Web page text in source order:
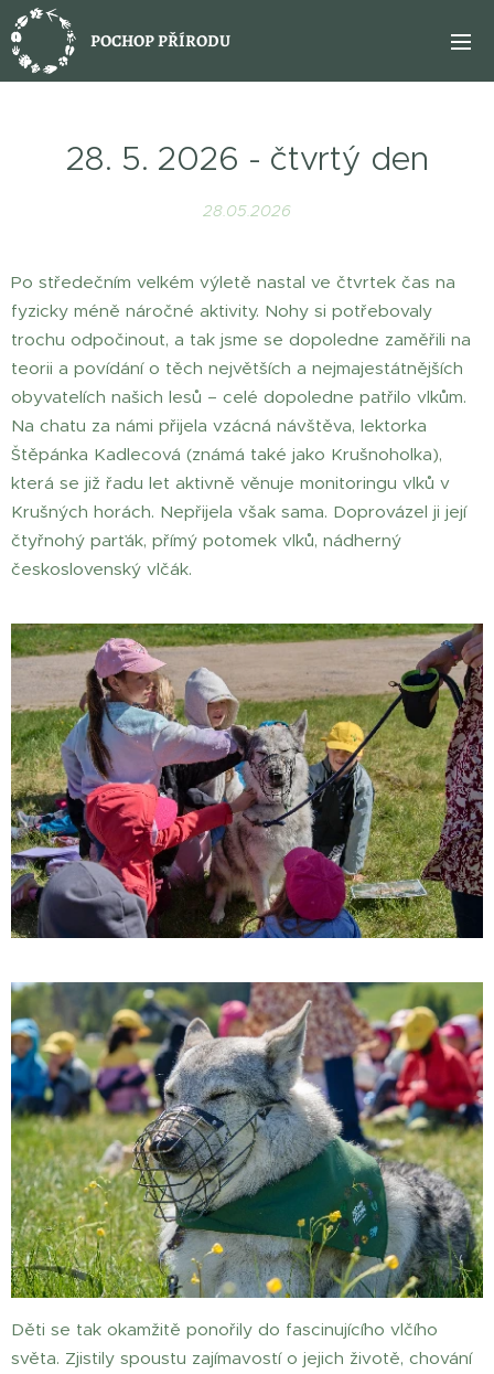
POCHOP PŘÍRODU
28. 5. 2026 - čtvrtý den
28.05.2026
Po středečním velkém výletě nastal ve čtvrtek čas na
fyzicky méně náročné aktivity. Nohy si potřebovaly
trochu odpočinout, a tak jsme se dopoledne zaměřili na
teorii a povídání o těch největších a nejmajestátnějších
obyvatelích našich lesů – celé dopoledne patřilo vlkům.
Na chatu za námi přijela vzácná návštěva, lektorka
Štěpánka Kadlecová (známá také jako Krušnoholka),
která se již řadu let aktivně věnuje monitoringu vlků v
Krušných horách. Nepřijela však sama. Doprovázel ji její
čtyřnohý parťák, přímý potomek vlků, nádherný
československý vlčák.
Děti se tak okamžitě ponořily do fascinujícího vlčího
světa. Zjistily spoustu zajímavostí o jejich životě, chování